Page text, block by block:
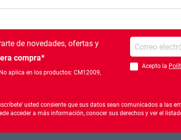
de novedades, ofertas y
compra*
aplica en los productos: CM12009,
Introduce tu e-mail
Debes aceptar la
Acepto la
usted consiente que sus datos sean comunicados a las
acceder a más información, conocer sus derechos y ver el